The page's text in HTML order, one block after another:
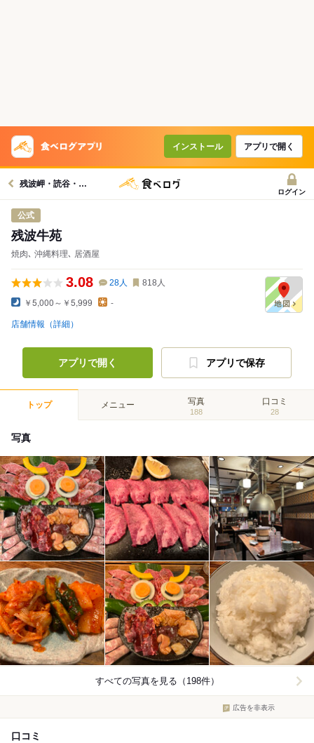
インストール アプリで開く
残波岬・読谷・北谷グルメへ
ログイン
公式
残波牛苑
焼肉､ 沖縄料理､ 居酒屋
3.08 28人 818 人
￥5,000～￥5,999 -
店舗情報（詳細）
アプリで開く アプリで保存
トップ メニュー 写真
188
口コミ
28
写真
すべての写真を見る（198件）
広告を非表示
口コミ